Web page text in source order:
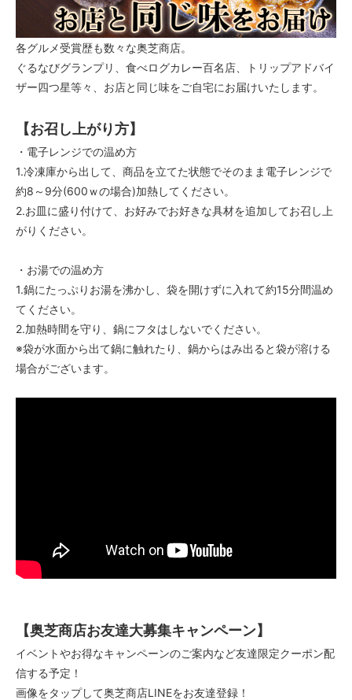
各グルメ受賞歴も数々な奥芝商店。
ぐるなびグランプリ、食べログカレー百名店、トリップアドバイ
ザー四つ星等々、お店と同じ味をご自宅にお届けいたします。
【お召し上がり方】
・電子レンジでの温め方
1.冷凍庫から出して、商品を立てた状態でそのまま電子レンジで
約8～9分(600ｗの場合)加熱してください。
2.お皿に盛り付けて、お好みでお好きな具材を追加してお召し上
がりください。
・お湯での温め方
1.鍋にたっぷりお湯を沸かし、袋を開けずに入れて約15分間温め
てください。
2.加熱時間を守り、鍋にフタはしないでください。
※袋が水面から出て鍋に触れたり、鍋からはみ出ると袋が溶ける
場合がございます。
【奥芝商店お友達大募集キャンペーン】
イベントやお得なキャンペーンのご案内など友達限定クーポン配
信する予定！
画像をタップして奥芝商店LINEをお友達登録！